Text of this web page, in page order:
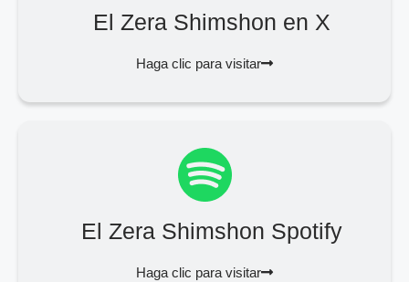
El Zera Shimshon en X
Haga clic para visitar
El Zera Shimshon Spotify
Haga clic para visitar